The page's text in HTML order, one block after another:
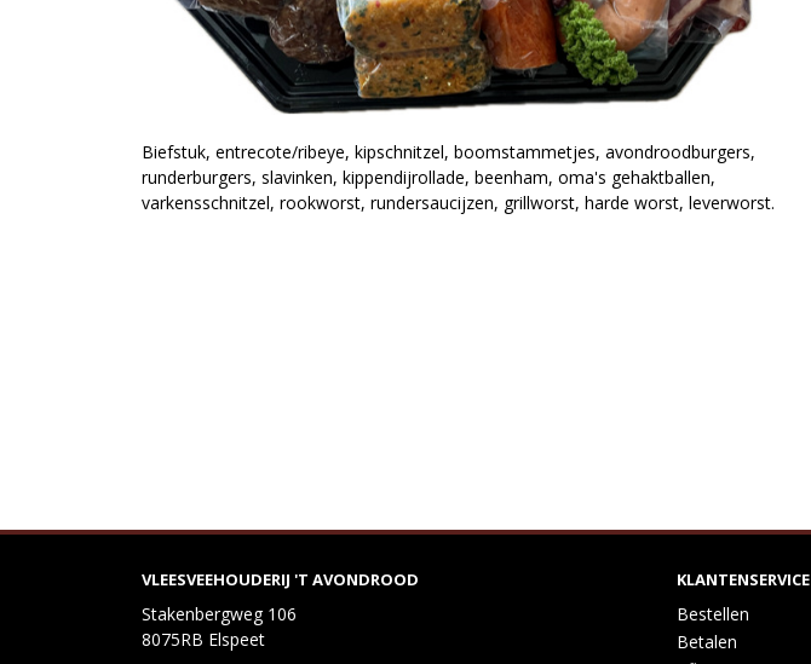
Biefstuk, entrecote/ribeye, kipschnitzel, boomstammetjes, avondroodburgers,
runderburgers, slavinken, kippendijrollade, beenham, oma's gehaktballen,
varkensschnitzel, rookworst, rundersaucijzen, grillworst, harde worst, leverworst.
VLEESVEEHOUDERIJ 'T AVONDROOD
Stakenbergweg 106
8075RB Elspeet
KLANTENSERVICE
Bestellen
Betalen